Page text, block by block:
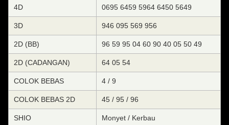
4D 0695 6459 5964 6450 5649
3D 946 095 569 956
2D (BB) 96 59 95 04 60 90 40 05 50 49
2D (CADANGAN) 64 05 54
COLOK BEBAS 4 / 9
COLOK BEBAS 2D 45 / 95 / 96
SHIO Monyet / Kerbau